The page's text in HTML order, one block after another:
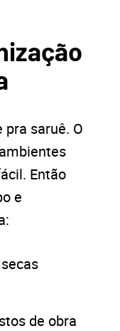
saruê. O
Então
e
de obra